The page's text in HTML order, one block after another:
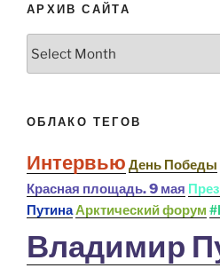
АРХИВ САЙТА
ОБЛАКО ТЕГОВ
Интервью День Победы
Красная площадь. 9 мая
ПутинаАрктический форум
Владимир